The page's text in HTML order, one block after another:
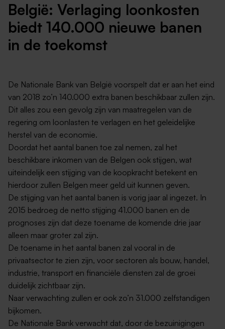
België: Verlaging loonkosten
biedt 140.000 nieuwe banen
in de toekomst
De Nationale Bank van België voorspelt dat er aan het eind
van 2018 zo’n 140.000 extra banen beschikbaar zullen zijn.
Dit alles zou een gevolg zijn van maatregelen van de
regering om loonlasten te verlagen en het geleidelijke
herstel van de economie.
Doordat het aantal banen toe zal nemen, zal het
beschikbare inkomen van de Belgen ook stijgen, wat
uiteindelijk een stijging van de koopkracht betekent en
hierdoor zullen Belgen meer geld uit kunnen geven.
De stijging van het aantal banen is vorig jaar al ingezet. In
2015 bedroeg de netto stijging 41.000 banen en de
prognoses zijn dat deze toename de komende drie jaar
alleen maar groter zal zijn.
De toename in het aantal banen zal vooral in de
privaatsector te zien zijn, voor sectoren als bouw, handel,
industrie, transport en financiële diensten zal de groei
duidelijk zichtbaar zijn.
Naar verwachting zullen er ook zo’n 31.000 zelfstandigen
bijkomen.
De Nationale Bank verwacht dat, door de bezuinigingen